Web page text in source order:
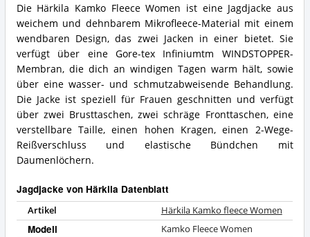
Die Härkila Kamko Fleece Women ist eine Jagdjacke aus
weichem und dehnbarem Mikrofleece-Material mit einem
wendbaren Design, das zwei Jacken in einer bietet. Sie
verfügt über eine Gore-tex Infiniumtm WINDSTOPPER-
Membran, die dich an windigen Tagen warm hält, sowie
über eine wasser- und schmutzabweisende Behandlung.
Die Jacke ist speziell für Frauen geschnitten und verfügt
über zwei Brusttaschen, zwei schräge Fronttaschen, eine
verstellbare Taille, einen hohen Kragen, einen 2-Wege-
Reißverschluss und elastische Bündchen mit
Daumenlöchern.
Jagdjacke von Härkila Datenblatt
Artikel Härkila Kamko fleece Women
Modell Kamko Fleece Women